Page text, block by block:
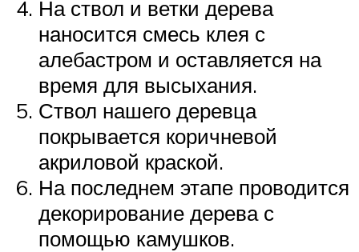
На ствол и ветки дерева
наносится смесь клея с
алебастром и оставляется на
время для высыхания.
Ствол нашего деревца
покрывается коричневой
акриловой краской.
На последнем этапе проводится
декорирование дерева с
помощью камушков.